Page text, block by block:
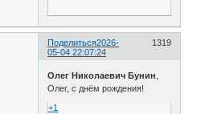
Поделиться 1319
2026-
05-04 22:07:24
Олег Николаевич Бунин
Олег, с днём рождения!
+1